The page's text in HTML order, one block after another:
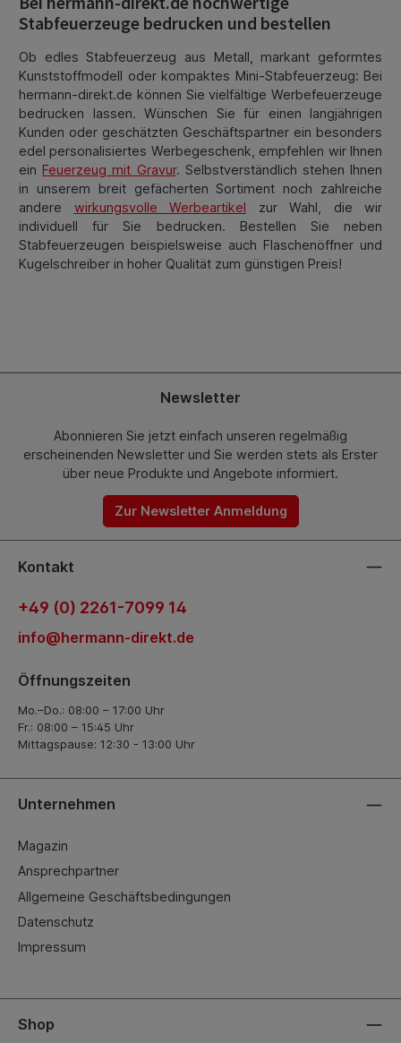
Stabfeuerzeuge bedrucken und bestellen
Ob edles Stabfeuerzeug aus Metall, markant geformtes
Kunststoffmodell oder kompaktes Mini-Stabfeuerzeug: Bei
hermann-direkt.de können Sie vielfältige Werbefeuerzeuge
bedrucken lassen. Wünschen Sie für einen langjährigen
Kunden oder geschätzten Geschäftspartner ein besonders
edel personalisiertes Werbegeschenk, empfehlen wir Ihnen
einFeuerzeug mit Gravur. Selbstverständlich stehen Ihnen
in unserem breit gefächerten Sortiment noch zahlreiche
andere wirkungsvolle Werbeartikel zur Wahl, die wir
individuell für Sie bedrucken. Bestellen Sie neben
Stabfeuerzeugen beispielsweise auch Flaschenöffner und
Kugelschreiber in hoher Qualität zum günstigen Preis!
Newsletter
Abonnieren Sie jetzt einfach unseren regelmäßig
erscheinenden Newsletter und Sie werden stets als Erster
über neue Produkte und Angebote informiert.
Zur Newsletter Anmeldung
Kontakt
+49 (0) 2261-7099 14
info@hermann-direkt.de
Öffnungszeiten
Mo.–Do.: 08:00 – 17:00 Uhr
Fr.: 08:00 – 15:45 Uhr
Mittagspause: 12:30 - 13:00 Uhr
Unternehmen
Magazin
Ansprechpartner
Allgemeine Geschäftsbedingungen
Datenschutz
Impressum
Shop